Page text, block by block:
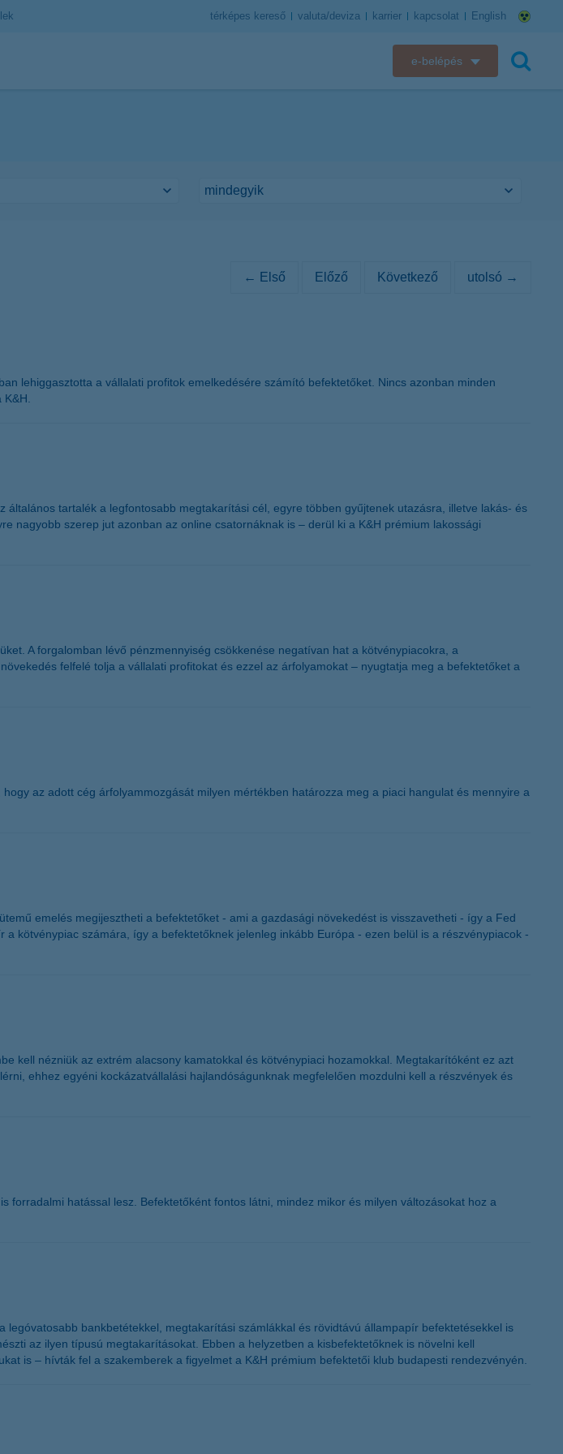
térképes kereső valuta/deviza karrier kapcsolat English
e-belépés
K&H token megújítás
← Első Előző Következő utolsó →
lehiggasztotta a vállalati profitok emelkedésére számító befektetőket. Nincs azonban minden
tartalék a legfontosabb megtakarítási cél, egyre többen gyűjtenek utazásra, illetve lakás- és
nagyobb szerep jut azonban az online csatornáknak is – derül ki a K&H prémium lakossági
A forgalomban lévő pénzmennyiség csökkenése negatívan hat a kötvénypiacokra, a
felfelé tolja a vállalati profitokat és ezzel az árfolyamokat – nyugtatja meg a befektetőket a
az adott cég árfolyammozgását milyen mértékben határozza meg a piaci hangulat és mennyire a
emelés megijesztheti a befektetőket - ami a gazdasági növekedést is visszavetheti - így a Fed
kötvénypiac számára, így a befektetőknek jelenleg inkább Európa - ezen belül is a részvénypiacok -
kell nézniük az extrém alacsony kamatokkal és kötvénypiaci hozamokkal. Megtakarítóként ez azt
ehhez egyéni kockázatvállalási hajlandóságunknak megfelelően mozdulni kell a részvények és
hatással lesz. Befektetőként fontos látni, mindez mikor és milyen változásokat hoz a
bankbetétekkel, megtakarítási számlákkal és rövidtávú állampapír befektetésekkel is
az ilyen típusú megtakarításokat. Ebben a helyzetben a kisbefektetőknek is növelni kell
is – hívták fel a szakemberek a figyelmet a K&H prémium befektetői klub budapesti rendezvényén.